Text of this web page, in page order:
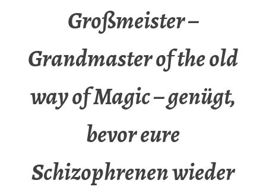
Großmeister –
Grandmaster of the old
way of Magic – genügt,
bevor eure
Schizophrenen wieder